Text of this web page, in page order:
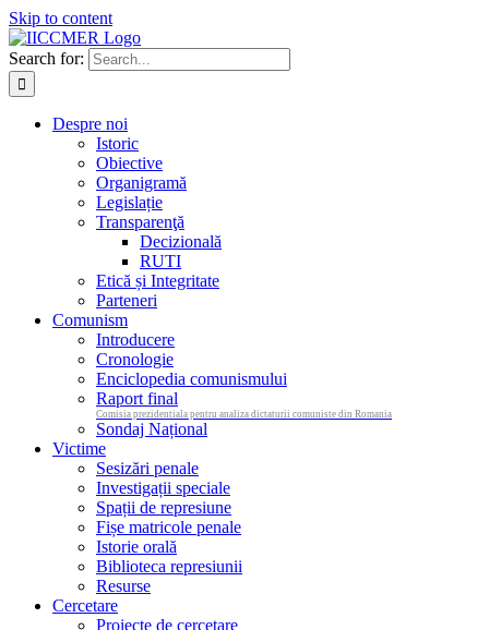
Skip to content
Search for:
Despre noi
Istoric
Obiective
Organigramă
Legislație
Transparenţă
Decizională
RUTI
Etică și Integritate
Parteneri
Comunism
Introducere
Cronologie
Enciclopedia comunismului
Raport final
Comisia prezidentiala pentru analiza dictaturii comuniste din Romania
Sondaj Național
Victime
Sesizări penale
Investigații speciale
Spații de represiune
Fișe matricole penale
Istorie orală
Biblioteca represiunii
Resurse
Cercetare
Proiecte de cercetare